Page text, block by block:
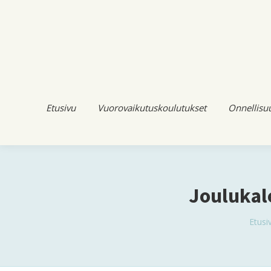
Etusivu Vuorovaikutuskoulutukset